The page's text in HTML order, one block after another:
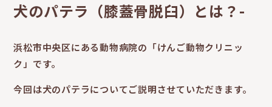
犬のパテラ（膝蓋骨脱臼）とは？-
浜松市中央区にある動物病院の「けんご動物クリニッ
ク」です。
今回は犬のパテラについてご説明させていただきます。